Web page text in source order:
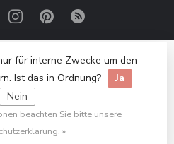
Haakpret / Häkelfreude
für interne Zwecke um den
Ist das in Ordnung?
Ja
Nein
beachten Sie bitte unsere
»